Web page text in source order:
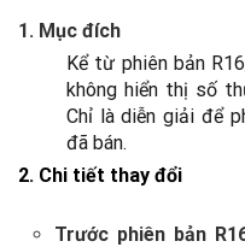
1. Mục đích
Kể từ phiên bản
không hiển thị số
Chỉ là diễn giải để
đã bán.
2. Chi tiết thay đổi
Trước phiên bản